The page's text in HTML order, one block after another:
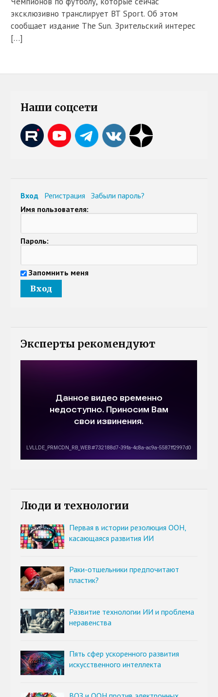
эксклюзивно транслирует BT Sport. Об этом
сообщает издание The Sun. Зрительский интерес
[…]
Наши соцсети
Вход Регистрация
Забыли пароль?
Имя пользователя:
Пароль:
Запомнить меня
Эксперты рекомендуют
Люди и технологии
Первая в истории резолюция ООН,
касающаяся развития ИИ
Раки-отшельники предпочитают
пластик?
Развитие технологии ИИ и проблема
неравенства
Пять сфер ускоренного развития
искусственного интеллекта